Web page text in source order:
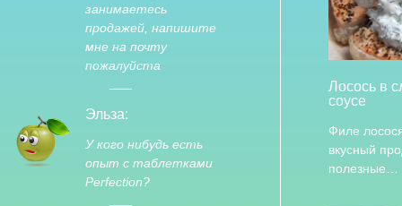
занимаетесь
продажей, напишите
мне на почту
пожалуйста
Эльза:
У кого нибудь есть
опыт с таблетками
Perfection?
Лосось в
соусе
Филе
вкусный
полезные…